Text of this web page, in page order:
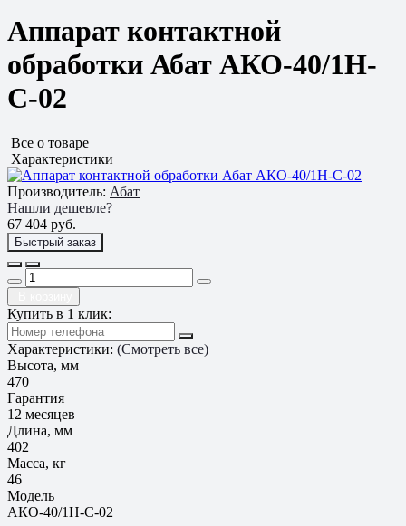
Аппарат контактной
обработки Абат АКО-40/1Н-
С-02
Все о товаре
Характеристики
Производитель: Абат
Нашли дешевле?
67 404 руб.
Быстрый заказ
Купить в 1 клик:
Характеристики: (Смотреть все)
Высота, мм
470
Гарантия
12 месяцев
Длина, мм
402
Масса, кг
46
Модель
АКО-40/1Н-С-02